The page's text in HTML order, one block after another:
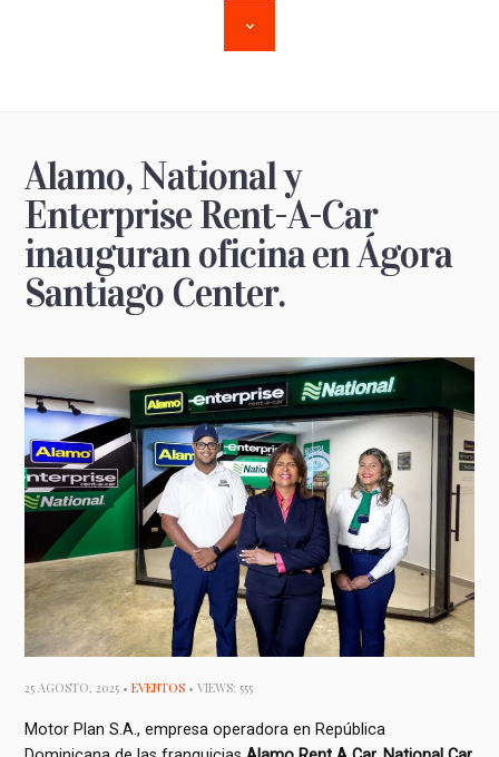
Alamo, National y
Enterprise Rent-A-Car
inauguran oficina en Ágora
Santiago Center.
25 AGOSTO, 2025 •EVENTOS • VIEWS: 555
Motor Plan S.A., empresa operadora en República